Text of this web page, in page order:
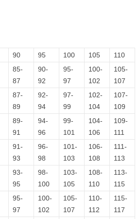
90 95 100 105 110
85-
87
90-
92
95-
97
100-
102
105-
107
87-
89
92-
94
97-
99
102-
104
107-
109
89-
91
94-
96
99-
101
104-
106
109-
111
91-
93
96-
98
101-
103
106-
108
111-
113
93-
95
98-
100
103-
105
108-
110
113-
115
95-
97
100-
102
105-
107
110-
112
115-
117